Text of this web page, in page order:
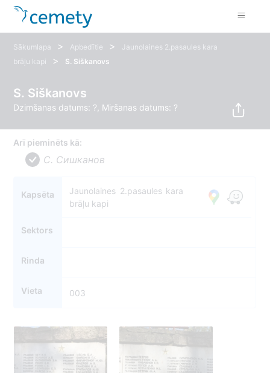
Sākumlapa > Apbedītie >
Jaunolaines 2.pasaules kara
brāļu kapi
> S. Siškanovs
S. Siškanovs
Dzimšanas datums: ?, Miršanas datums: ?
Arī pieminēts kā:
С. Сишканов
Kapsēta
Jaunolaines 2.pasaules kara
brāļu kapi
Sektors
Rinda
Vieta 003